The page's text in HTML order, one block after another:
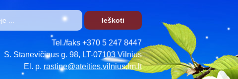
Tel./faks +370 5 247 8447
S. Stanevičiaus g. 98, LT-07103 Vilnius
El. p. rastine@ateities.vilnius.lm.lt